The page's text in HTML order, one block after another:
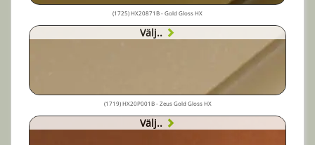
(1725) HX20871B - Gold Gloss HX
Välj..
(1719) HX20P001B - Zeus Gold Gloss HX
Välj..